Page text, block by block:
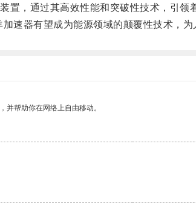
，通过其高效性能和突破性技术，引领
器有望成为能源领域的颠覆性技术，为
并帮助你在网络上自由移动。